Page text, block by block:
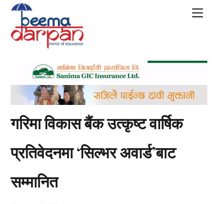
Skip
content
गरिमा विकास बैंक उत्कृष्ट वार्षिक
प्रतिवेदनमा ‘सिल्भर अवार्ड’बाट
सम्मानित